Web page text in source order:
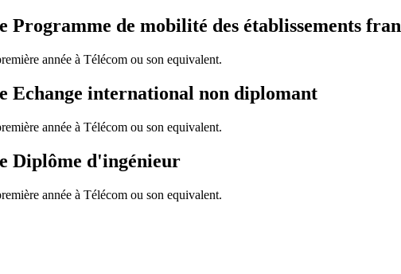
Programme de mobilité des établissements
année à Télécom ou son equivalent.
Echange international non diplomant
année à Télécom ou son equivalent.
Diplôme d'ingénieur
année à Télécom ou son equivalent.